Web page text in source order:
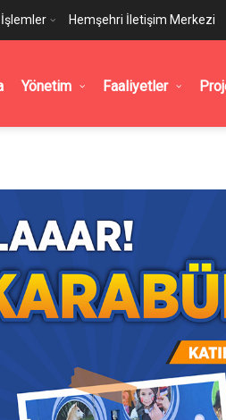
Hemşehri İletişim Merkezi
Yönetim Faaliyetler